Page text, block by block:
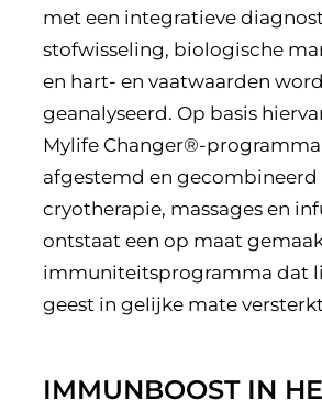
met een integratieve
stofwisseling, biologische
en hart- en vaatwaarden
geanalyseerd. Op basis
Mylife Changer®-
afgestemd en gecombineerd
cryotherapie, massages en
ontstaat een op maat
immuniteitsprogramma dat
geest in gelijke mate
IMMUNBOOST IN